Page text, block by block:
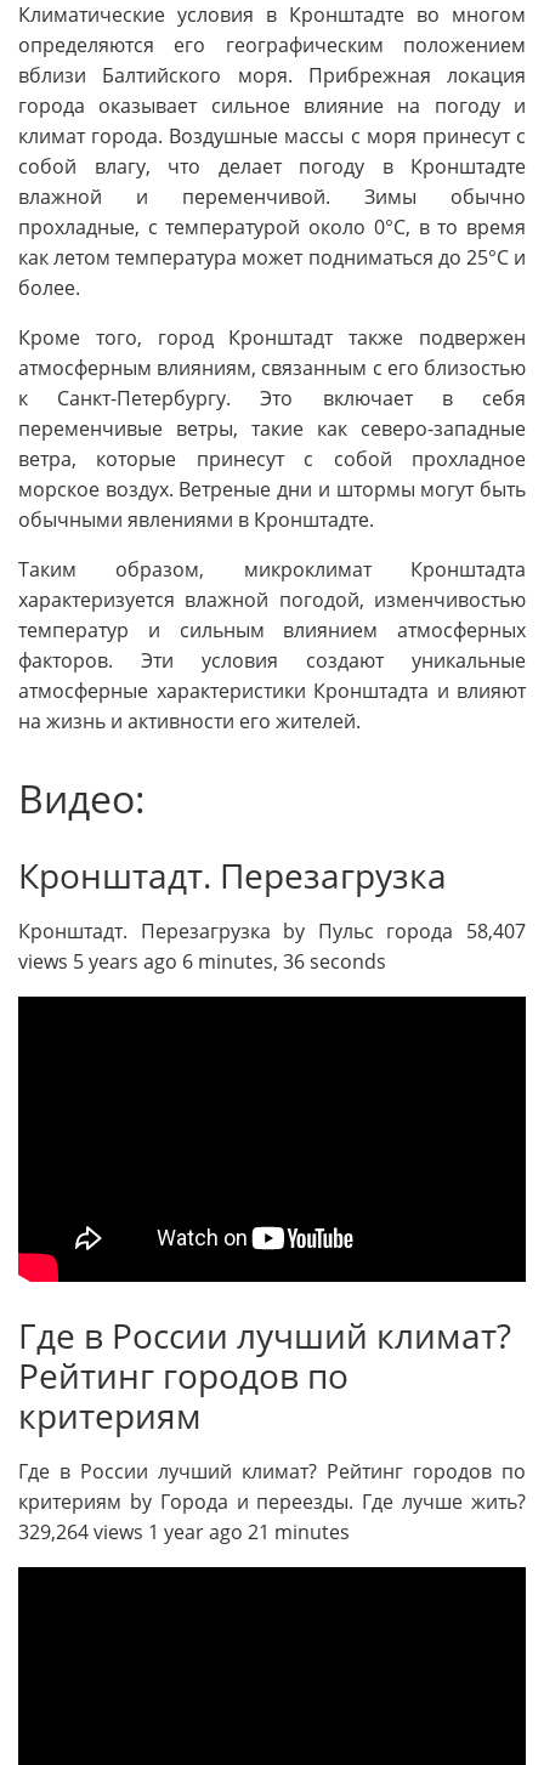
Климатические условия в Кронштадте во многом
определяются его географическим положением
вблизи Балтийского моря. Прибрежная локация
города оказывает сильное влияние на погоду и
климат города. Воздушные массы с моря принесут с
собой влагу, что делает погоду в Кронштадте
влажной и переменчивой. Зимы обычно
прохладные, с температурой около 0°C, в то время
как летом температура может подниматься до 25°C и
более.
Кроме того, город Кронштадт также подвержен
атмосферным влияниям, связанным с его близостью
к Санкт-Петербургу. Это включает в себя
переменчивые ветры, такие как северо-западные
ветра, которые принесут с собой прохладное
морское воздух. Ветреные дни и штормы могут быть
обычными явлениями в Кронштадте.
Таким образом, микроклимат Кронштадта
характеризуется влажной погодой, изменчивостью
температур и сильным влиянием атмосферных
факторов. Эти условия создают уникальные
атмосферные характеристики Кронштадта и влияют
на жизнь и активности его жителей.
Видео:
Кронштадт. Перезагрузка
Кронштадт. Перезагрузка by Пульс города 58,407
views 5 years ago 6 minutes, 36 seconds
Где в России лучший климат?
Рейтинг городов по
критериям
Где в России лучший климат? Рейтинг городов по
критериям by Города и переезды. Где лучше жить?
329,264 views 1 year ago 21 minutes